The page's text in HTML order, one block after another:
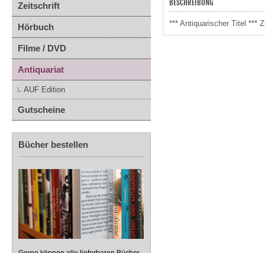
Zeitschrift
Hörbuch
Filme / DVD
Antiquariat
AUF Edition
Gutscheine
Bücher bestellen
BESCHREIBUNG
*** Antiquarischer Titel ***